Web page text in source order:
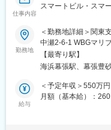
対して、講習会の受
■当社について：
・東京電力100%出
として、発電関連設
リングサービスを提
・平均勤続20.0年、
やすい環境です。
・社員全員が末永く
仕事内容
スマートビル・スマ
～】
■職務概要：
（1）施主・ビルオ
ネコン・サブコン・
ションシステムのご
《具体的な業務内容》
◇施主・ビルオーナ
勤務地
＜勤務地詳細＞関東
中瀬2-6-1 WBGマリ
浜幕張駅受動喫煙対
事業所
【最寄り駅】
海浜幕張駅、幕張豊
給与
＜予定年収＞550万
月額（基本給）：